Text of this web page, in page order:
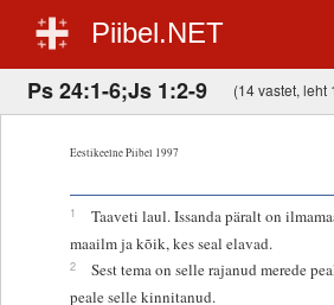
Piibel.NET
Ps 24:1-6;Js 1:2-9 (14 vastet, leht
Eestikeelne Piibel 1997
1
Taaveti laul. Issanda päralt on
maailm ja kõik, kes seal elavad.
2
Sest tema on selle rajanud merede
peale selle kinnitanud.